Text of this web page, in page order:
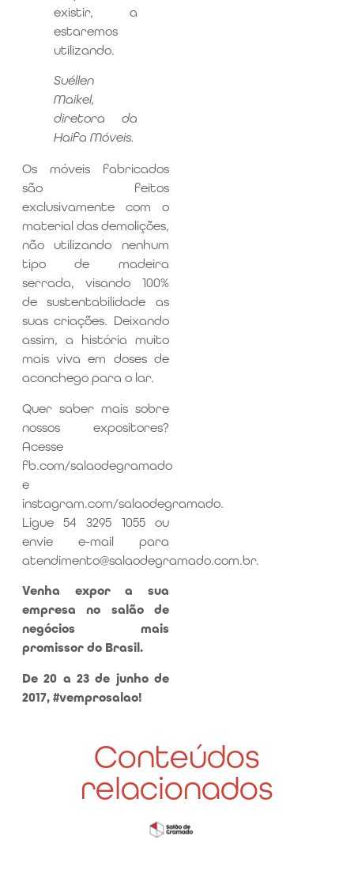
existir, a
estaremos
utilizando.
Suéllen
Maikel,
diretora da
Haifa Móveis.
Os móveis fabricados
são feitos
exclusivamente com o
material das demolições,
não utilizando nenhum
tipo de madeira
serrada, visando 100%
de sustentabilidade as
suas criações. Deixando
assim, a história muito
mais viva em doses de
aconchego para o lar.
Quer saber mais sobre
nossos expositores?
Acesse
fb.com/salaodegramado
e
instagram.com/salaodegramado.
Ligue 54 3295 1055 ou
envie e-mail para
atendimento@salaodegramado.com.br.
Venha expor a sua
empresa no salão de
negócios mais
promissor do Brasil.
De 20 a 23 de junho de
2017, #vemprosalao!
Conteúdos
relacionados